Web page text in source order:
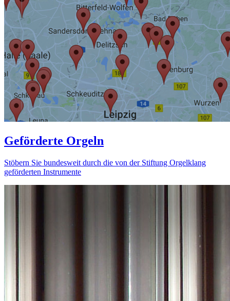
Geförderte Orgeln
Stöbern Sie bundesweit durch die von der Stiftung Orgelklang
geförderten Instrumente